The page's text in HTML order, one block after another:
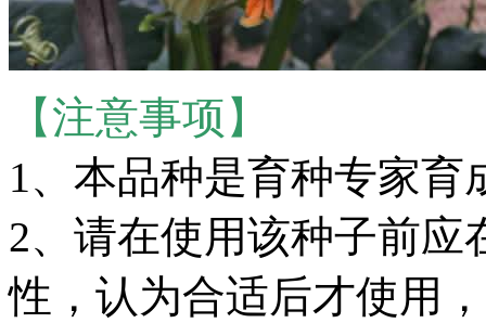
【注意事项】
1、本品种是育种专家
2、请在使用该种子前
性，认为合适后才使用